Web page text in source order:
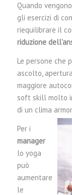
Quando
gli esercizi di
riequilibrare il
riduzione
Le persone che
ascolto,
maggiore
soft skill molto
di un clima
Per i
manager
lo yoga
può
aumentare
le